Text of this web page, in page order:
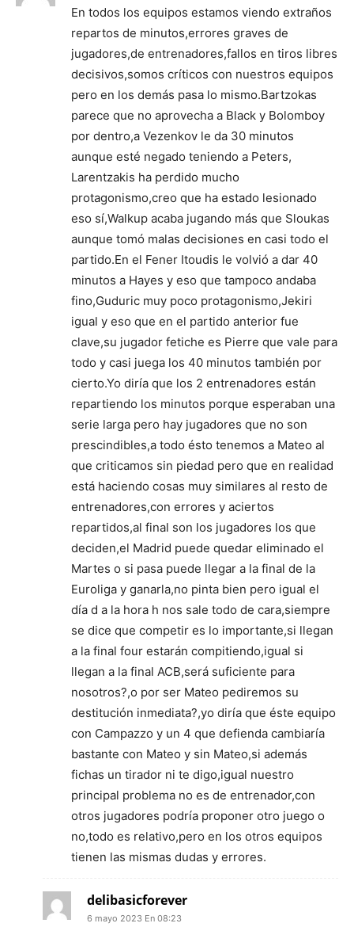
En todos los equipos estamos viendo extraños
repartos de minutos,errores graves de
jugadores,de entrenadores,fallos en tiros libres
decisivos,somos críticos con nuestros equipos
pero en los demás pasa lo mismo.Bartzokas
parece que no aprovecha a Black y Bolomboy
por dentro,a Vezenkov le da 30 minutos
aunque esté negado teniendo a Peters,
Larentzakis ha perdido mucho
protagonismo,creo que ha estado lesionado
eso sí,Walkup acaba jugando más que Sloukas
aunque tomó malas decisiones en casi todo el
partido.En el Fener Itoudis le volvió a dar 40
minutos a Hayes y eso que tampoco andaba
fino,Guduric muy poco protagonismo,Jekiri
igual y eso que en el partido anterior fue
clave,su jugador fetiche es Pierre que vale para
todo y casi juega los 40 minutos también por
cierto.Yo diría que los 2 entrenadores están
repartiendo los minutos porque esperaban una
serie larga pero hay jugadores que no son
prescindibles,a todo ésto tenemos a Mateo al
que criticamos sin piedad pero que en realidad
está haciendo cosas muy similares al resto de
entrenadores,con errores y aciertos
repartidos,al final son los jugadores los que
deciden,el Madrid puede quedar eliminado el
Martes o si pasa puede llegar a la final de la
Euroliga y ganarla,no pinta bien pero igual el
día d a la hora h nos sale todo de cara,siempre
se dice que competir es lo importante,si llegan
a la final four estarán compitiendo,igual si
llegan a la final ACB,será suficiente para
nosotros?,o por ser Mateo pediremos su
destitución inmediata?,yo diría que éste equipo
con Campazzo y un 4 que defienda cambiaría
bastante con Mateo y sin Mateo,si además
fichas un tirador ni te digo,igual nuestro
principal problema no es de entrenador,con
otros jugadores podría proponer otro juego o
no,todo es relativo,pero en los otros equipos
tienen las mismas dudas y errores.
delibasicforever
6 mayo 2023 En 08:23